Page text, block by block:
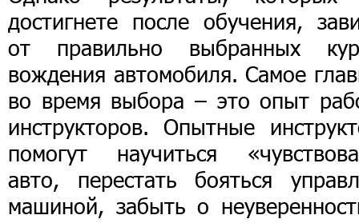
достигнете после обучения,
от правильно выбранных
вождения автомобиля. Самое
во время выбора – это опыт
инструкторов. Опытные
помогут научиться
авто, перестать бояться
машиной, забыть о